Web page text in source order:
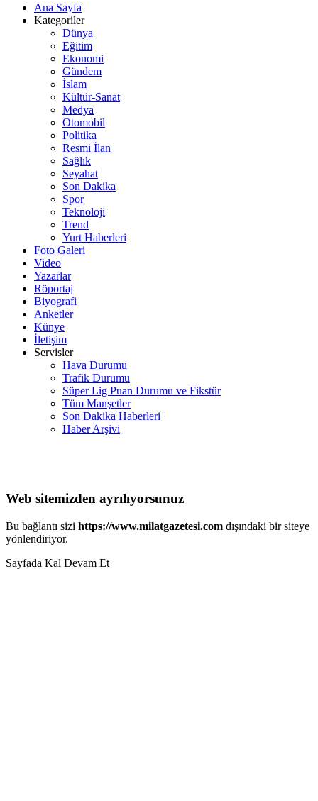
Ana Sayfa
Kategoriler
Dünya
Eğitim
Ekonomi
Gündem
İslam
Kültür-Sanat
Medya
Otomobil
Politika
Resmi İlan
Sağlık
Seyahat
Son Dakika
Spor
Teknoloji
Trend
Yurt Haberleri
Foto Galeri
Video
Yazarlar
Röportaj
Biyografi
Anketler
Künye
İletişim
Servisler
Hava Durumu
Trafik Durumu
Süper Lig Puan Durumu ve Fikstür
Tüm Manşetler
Son Dakika Haberleri
Haber Arşivi
Web sitemizden ayrılıyorsunuz
Bu bağlantı sizi https://www.milatgazetesi.com dışındaki bir siteye
yönlendiriyor.
Sayfada Kal Devam Et